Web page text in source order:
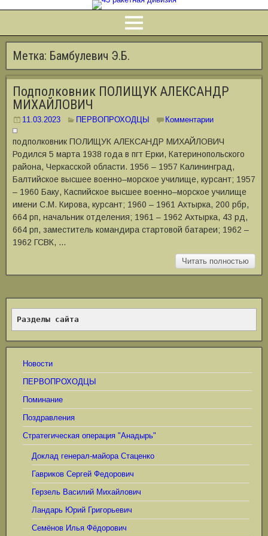
Метка: Бамбулевич Э.Б.
Подполковник ПОЛИЩУК АЛЕКСАНДР
МИХАЙЛОВИЧ
11.03.2023 ПЕРВОПРОХОДЦЫ Комментарии
подполковник ПОЛИЩУК АЛЕКСАНДР МИХАЙЛОВИЧ
Родился 5 марта 1938 года в пгт Ерки, Катеринопольского
района, Черкасской области. 1956 ‒ 1957 Калининград,
Балтийское высшее военно‒морское училище, курсант; 1957
‒ 1960 Баку, Каспийское высшее военно‒морское училище
имени С.М. Кирова, курсант; 1960 ‒ 1961 Ахтырка, 200 рбр,
664 рп, начальник отделения; 1961 ‒ 1962 Ахтырка, 43 рд,
664 рп, заместитель командира стартовой батареи; 1962 ‒
1962 ГСВК, …
Читать полностью
Разделы сайта
Новости
ПЕРВОПРОХОДЦЫ
Поминание
Поздравления
Стратегическая операция "Анадырь"
Доклад генерал-майора Стаценко
Гавриков Сергей Федорович
Герзель Василий Михайлович
Ландарь Юрий Григорьевич
Семёнов Илья Фёдорович